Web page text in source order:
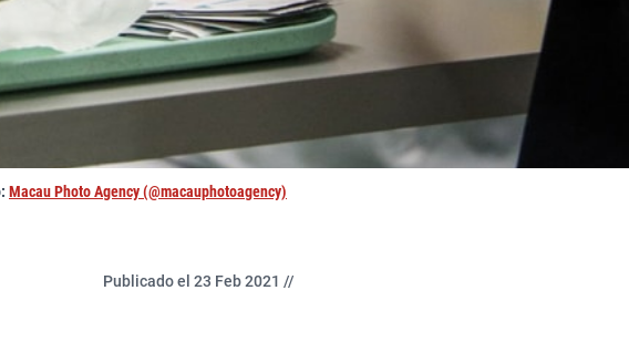
Macau Photo Agency (@macauphotoagency)
Publicado el 23 Feb 2021 //